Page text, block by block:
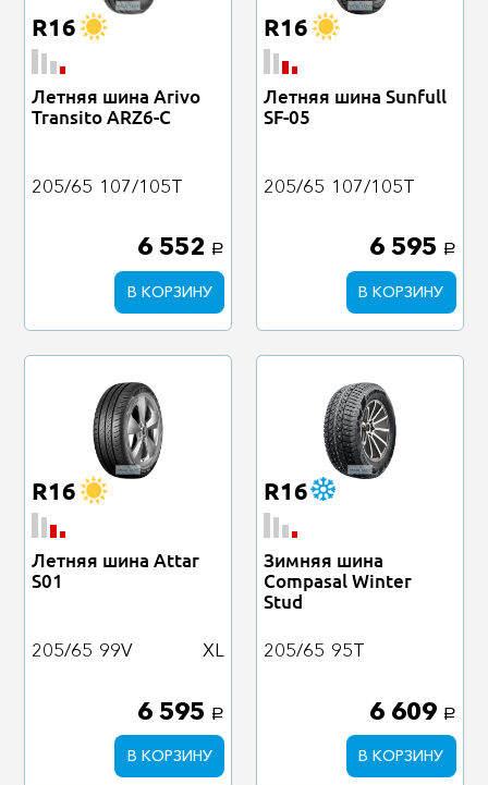
R16
Летняя шина Arivo
Transito ARZ6-C
205/65 107/105T
6 552 a
В КОРЗИНУ
R16
Летняя шина Sunfull
SF-05
205/65 107/105T
6 595 a
В КОРЗИНУ
R16
Летняя шина Attar
S01
205/65 99V XL
6 595 a
В КОРЗИНУ
R16
Зимняя шина
Compasal Winter
Stud
205/65 95T
6 609 a
В КОРЗИНУ